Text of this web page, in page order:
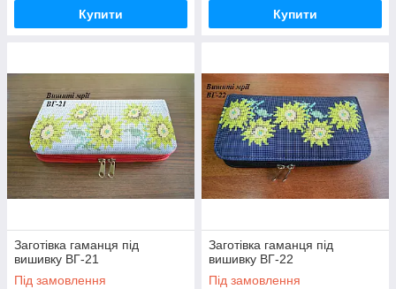
Купити Купити
Заготівка гаманця під
вишивку ВГ-21
Під замовлення
Заготівка гаманця під
вишивку ВГ-22
Під замовлення